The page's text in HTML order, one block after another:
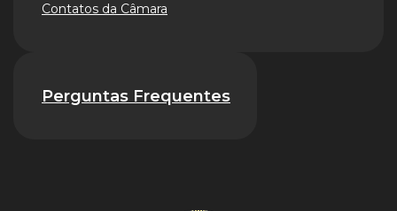
Contatos da Câmara
Perguntas Frequentes